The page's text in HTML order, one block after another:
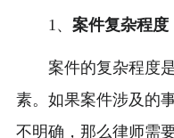
1、 案件复杂程度
案件的复杂程度
素。如果案件涉及的
不明确，那么律师需